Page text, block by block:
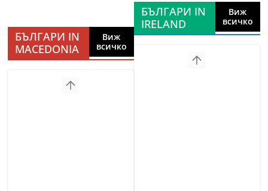
БЪЛГАРИ IN
MACEDONIA
Виж
всичко
БЪЛГАРИ IN
IRELAND
Виж
всичко